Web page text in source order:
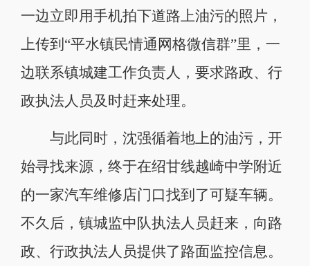
一边立即用手机拍下道路上油污的照片，
上传到“平水镇民情通网格微信群”里，一
边联系镇城建工作负责人，要求路政、行
政执法人员及时赶来处理。
与此同时，沈强循着地上的油污，开
始寻找来源，终于在绍甘线越崎中学附近
的一家汽车维修店门口找到了可疑车辆。
不久后，镇城监中队执法人员赶来，向路
政、行政执法人员提供了路面监控信息。